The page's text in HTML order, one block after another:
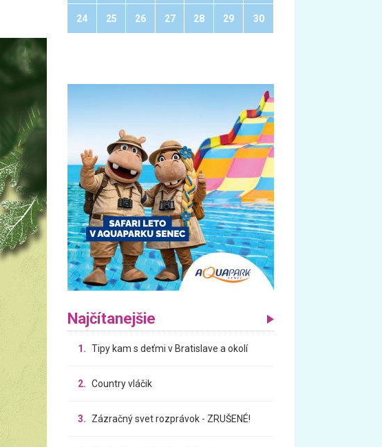
24 25 26 27 28 29 30
Najčítanejšie
1. Tipy kam s deťmi v Bratislave a okolí
2. Country vláčik
3. Zázračný svet rozprávok - ZRUŠENÉ!